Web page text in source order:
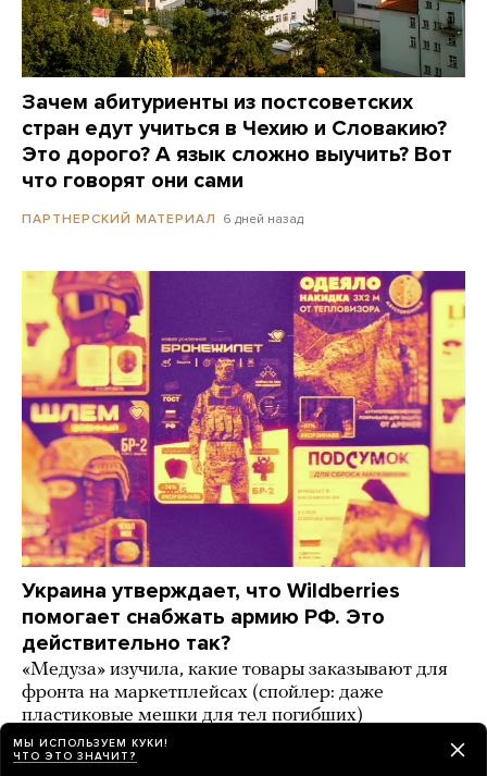
Зачем абитуриенты из постсоветских
стран едут учиться в Чехию и Словакию?
Это дорого? А язык сложно выучить? Вот
что говорят они сами
ПАРТНЕРСКИЙ МАТЕРИАЛ 6 дней назад
Украина утверждает, что Wildberries
помогает снабжать армию РФ. Это
действительно так?
«Медуза» изучила, какие товары заказывают для
фронта на маркетплейсах (спойлер: даже
пластиковые мешки для тел погибших)
ИСТОРИИ 3 дня назад
МЫ ИСПОЛЬЗУЕМ КУКИ!
ЧТО ЭТО ЗНАЧИТ?